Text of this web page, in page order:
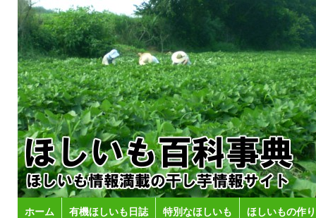
ホーム 有機ほしいも日誌 特別なほしいも ほしいもの作